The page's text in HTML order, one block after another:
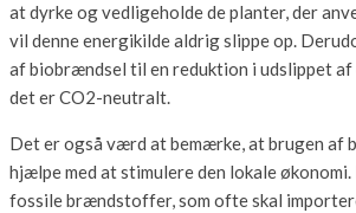
at dyrke og vedligeholde de planter, der
vil denne energikilde aldrig slippe op.
af biobrændsel til en reduktion i udslippet af
det er CO2-neutralt.
Det er også værd at bemærke, at brugen af
hjælpe med at stimulere den lokale
fossile brændstoffer, som ofte skal